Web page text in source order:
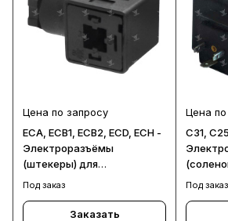
Цена по запросу
ECA, ECB1, ECB2, ECD, ECH -
Электроразъёмы
(штекеры) для
гидрораспределителей
Под заказ
Заказать
Цена
С31,
Под заказ